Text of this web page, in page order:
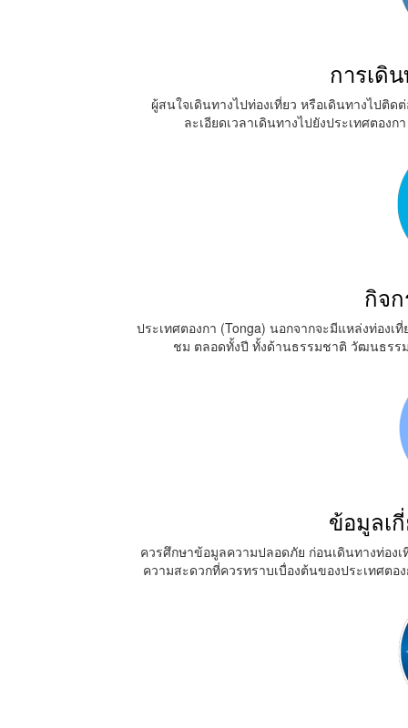
การเดิ
ผู้สนใจเดินทางไปท่องเที่ยว หรือเดินทางไปติ
ละเอียดเวลาเดินทางไปยังประเทศตอ
กิจ
ประเทศตองกา (Tonga) นอกจากจะมีแหล่งท่องเ
ชม ตลอดทั้งปี ทั้งด้านธรรมชาติ วัฒนธรร
ข้อมูลเ
ควรศึกษาข้อมูลความปลอดภัย ก่อนเดินทางท่อง
ความสะดวกที่ควรทราบเบื่องต้นของประเทศต